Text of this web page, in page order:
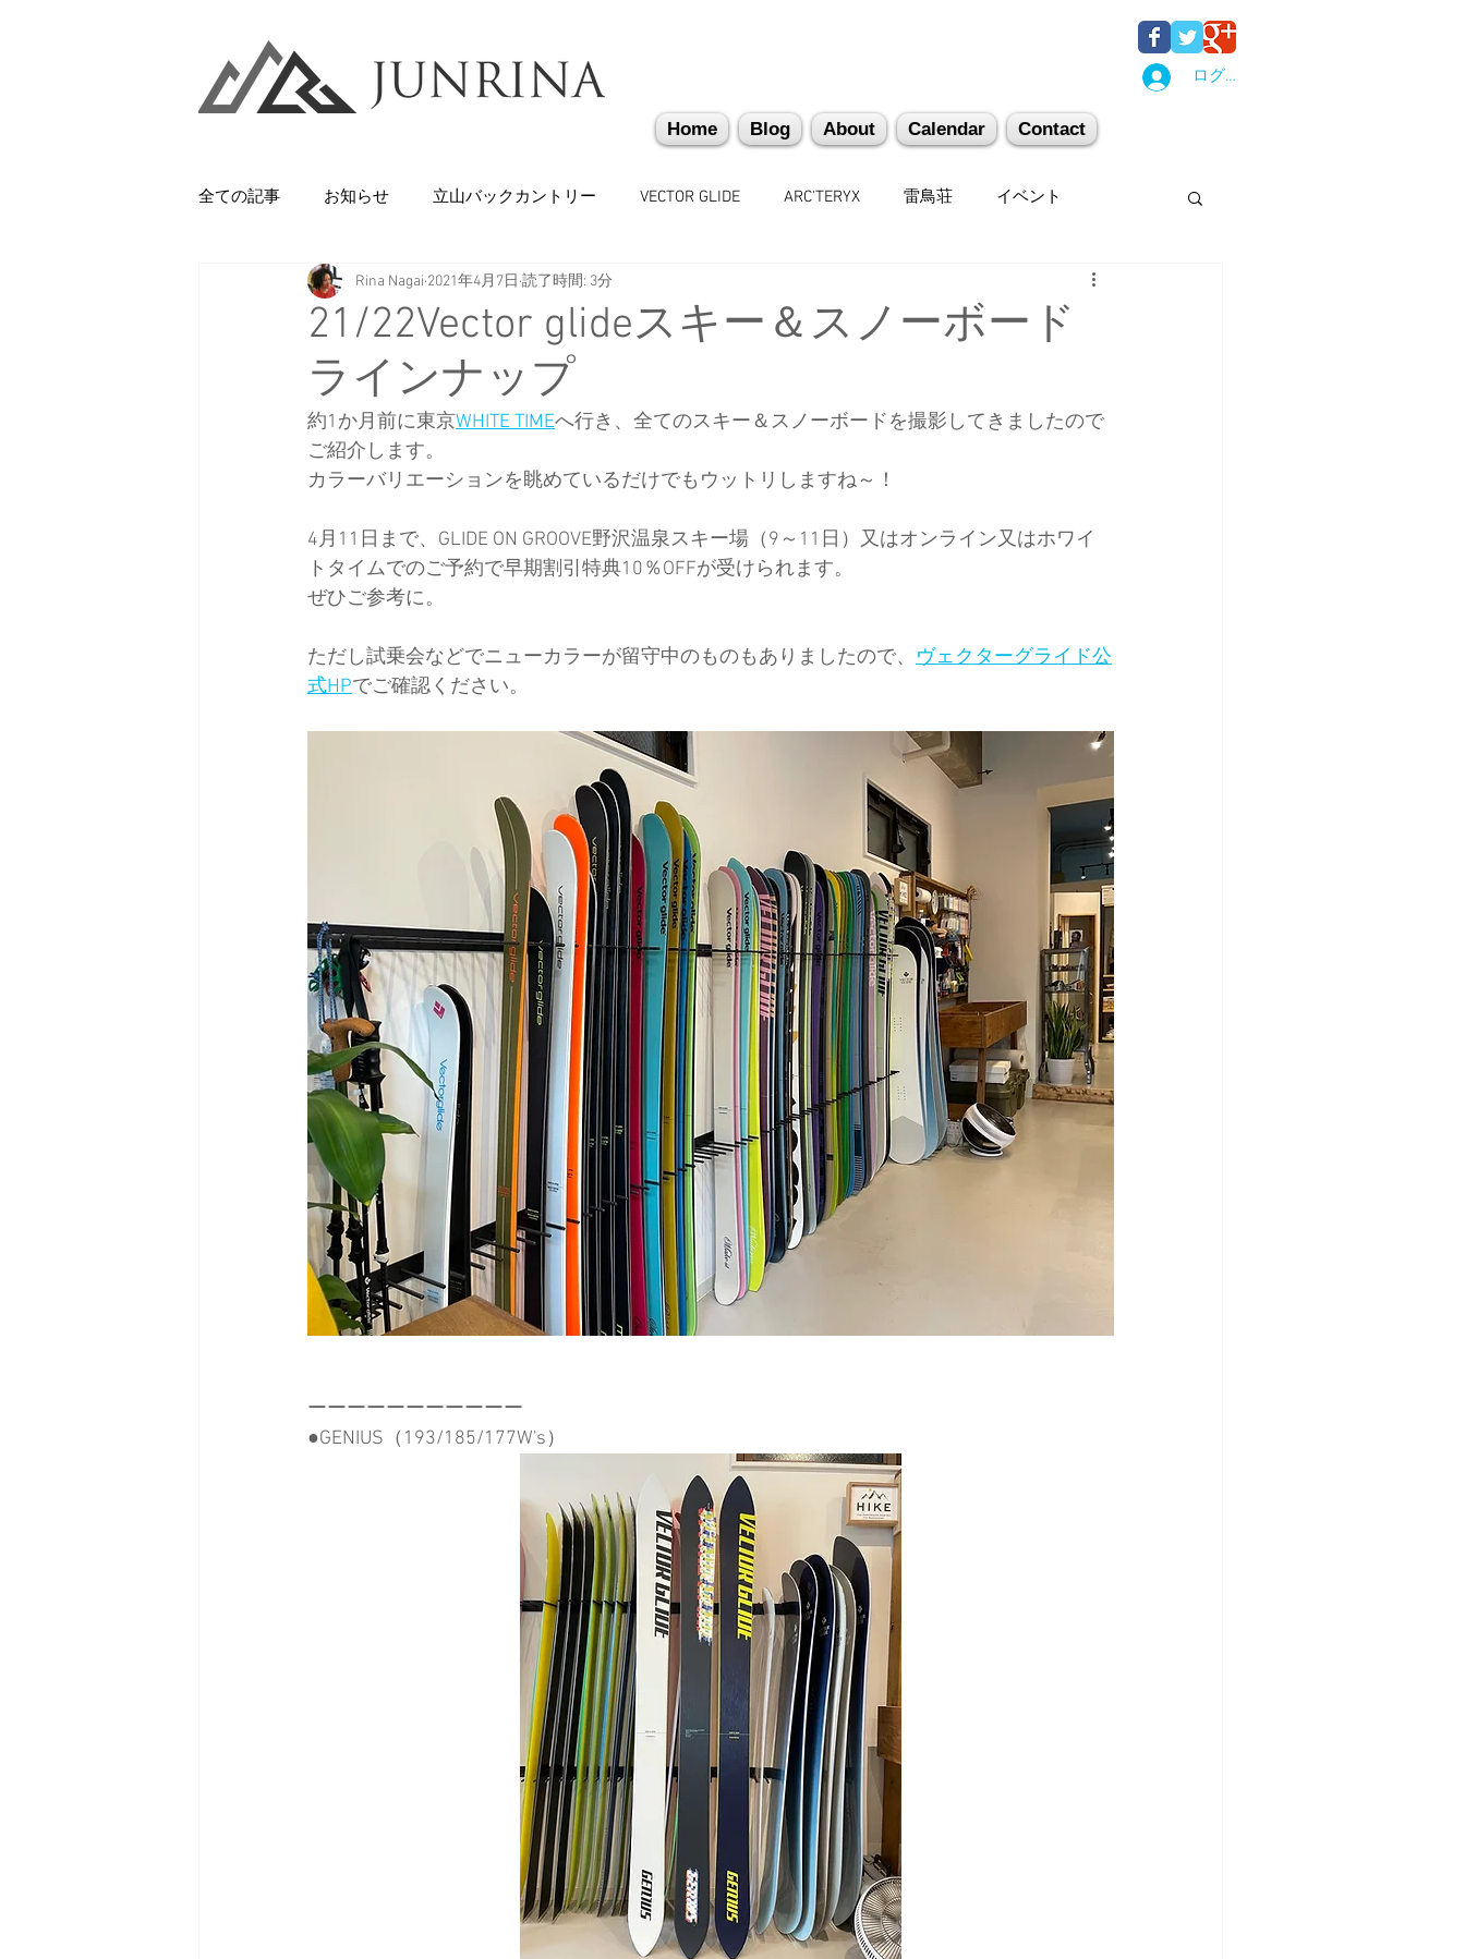
ログイン
Home Blog About Calendar Contact
全ての記事 お知らせ 立山バックカントリー VECTOR GLIDE ARC'TERYX 雷鳥荘 イベント
Backcountry 八甲田山 かぐらバックカントリー
石井スポーツ 休日 美味しいもの
剱岳・立山連峰 西上州の山々
日本バックカントリースキーガイド協会 中央アルプス 展示会 Sweet Protection
21/22Vector glideスキー＆スノーボード
ラインナップ
Rina Nagai 2021年4月7日 読了時間: 3分
約1か月前に東京WHITE TIMEへ行き、全てのスキー＆スノーボードを撮影してきましたので
ご紹介します。
カラーバリエーションを眺めているだけでもウットリしますね～！
4月11日まで、GLIDE ON GROOVE野沢温泉スキー場（9～11日）又はオンライン又はホワイ
トタイムでのご予約で早期割引特典10％OFFが受けられます。
ぜひご参考に。
ただし試乗会などでニューカラーが留守中のものもありましたので、 ヴェクターグライド公
式HPでご確認ください。
ーーーーーーーーーーー
●GENIUS（193/185/177W's）